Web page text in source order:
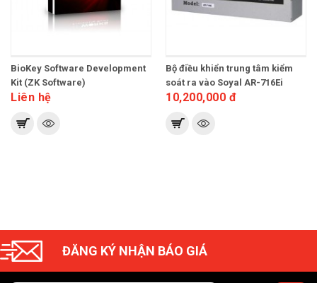
BioKey Software Development
Kit (ZK Software)
Liên hệ
Bộ điều khiển trung tâm kiểm
soát ra vào Soyal AR-716Ei
10,200,000 đ
ĐĂNG KÝ NHẬN BÁO GIÁ